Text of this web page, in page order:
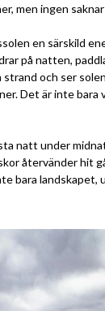
men ingen
en särskild
på natten,
och ser
Det är inte bara
natt under
återvänder hit
bara landskapet,